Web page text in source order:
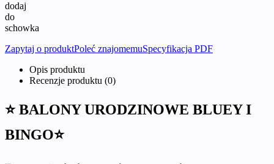
dodaj
do
schowka
Zapytaj o produktPoleć znajomemuSpecyfikacja PDF
Opis produktu
Recenzje produktu (0)
⭐ BALONY URODZINOWE BLUEY I
BINGO⭐